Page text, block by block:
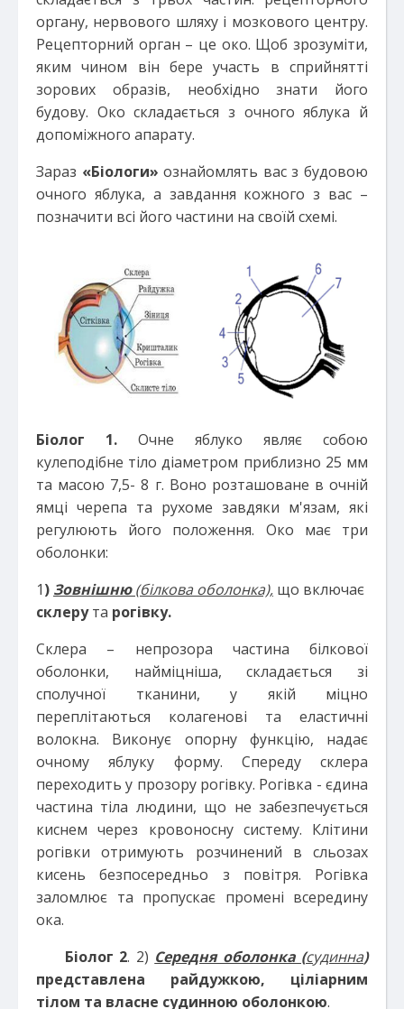
органу, нервового шляху і мозкового центру.
Рецепторний орган – це око. Щоб зрозуміти,
яким чином він бере участь в сприйнятті
зорових образів, необхідно знати його
будову. Око складається з очного яблука й
допоміжного апарату.
Зараз «Біологи» ознайомлять вас з будовою
очного яблука, а завдання кожного з вас –
позначити всі його частини на своїй схемі.
Біолог 1. Очне яблуко являє собою
кулеподібне тіло діаметром приблизно 25 мм
та масою 7,5- 8 г. Воно розташоване в очній
ямці черепа та рухоме завдяки м'язам, які
регулюють його положення. Око має три
оболонки:
1) Зовнішню(білкова оболонка), що включає
склерута рогівку.
Склера – непрозора частина білкової
оболонки, найміцніша, складається зі
сполучної тканини, у якій міцно
переплітаються колагенові та еластичні
волокна. Виконує опорну функцію, надає
очному яблуку форму. Спереду склера
переходить у прозору рогівку. Рогівка - єдина
частина тіла людини, що не забезпечується
киснем через кровоносну систему. Клітини
рогівки отримують розчинений в сльозах
кисень безпосередньо з повітря. Рогівка
заломлює та пропускає промені всередину
ока.
Біолог 2. 2) Середня оболонка (судинна)
представлена райдужкою, ціліарним
тілом та власне судинною оболонкою.